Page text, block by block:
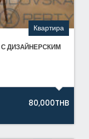
Квартира
ДИЗАЙНЕРСКИМ
80,000THB